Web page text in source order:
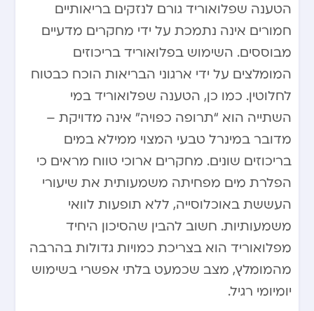
הטענה שפלואוריד גורם לנזקים בריאותיים
חמורים אינה נתמכת על ידי מחקרים מדעיים
מבוססים. השימוש בפלואוריד בריכוזים
המומלצים על ידי ארגוני הבריאות הוכח כבטוח
לחלוטין. כמו כן, הטענה שפלואוריד במי
השתייה הוא “תרופה כפויה” אינה מדויקת –
מדובר במינרל טבעי המצוי ממילא במים
בריכוזים שונים. מחקרים ארוכי טווח מראים כי
הפלרת מים מפחיתה משמעותית את שיעורי
העששת באוכלוסייה, ללא תופעות לוואי
משמעותיות. חשוב להבין שהסיכון היחיד
מפלואוריד הוא בצריכת כמויות גדולות בהרבה
מהמומלץ, מצב שכמעט בלתי אפשרי בשימוש
יומיומי רגיל.